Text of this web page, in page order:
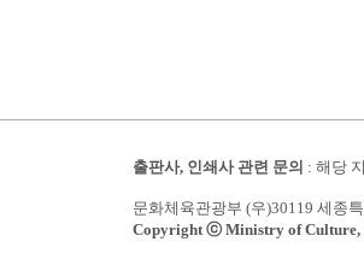
출판사, 인쇄사 관련 문의 : 해당
문화체육관광부 (우)30119 세종
Copyright ⓒ Ministry of Culture,